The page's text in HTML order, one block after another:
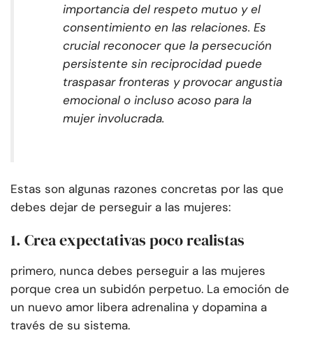
importancia del respeto mutuo y el
consentimiento en las relaciones. Es
crucial reconocer que la persecución
persistente sin reciprocidad puede
traspasar fronteras y provocar angustia
emocional o incluso acoso para la
mujer involucrada.
Estas son algunas razones concretas por las que
debes dejar de perseguir a las mujeres:
1. Crea expectativas poco realistas
primero, nunca debes perseguir a las mujeres
porque crea un subidón perpetuo. La emoción de
un nuevo amor libera adrenalina y dopamina a
través de su sistema.